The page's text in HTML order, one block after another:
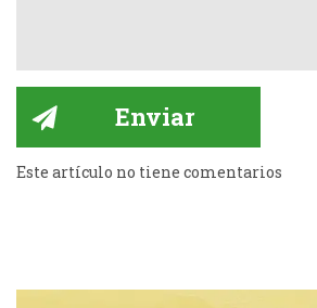
Este artículo no tiene comentarios